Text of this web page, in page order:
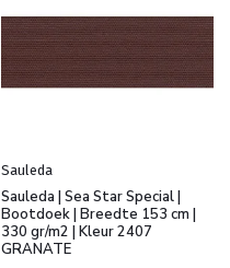
Sauleda
Sauleda | Sea Star Special |
Bootdoek | Breedte 153 cm |
330 gr/m2 | Kleur 2407
GRANATE